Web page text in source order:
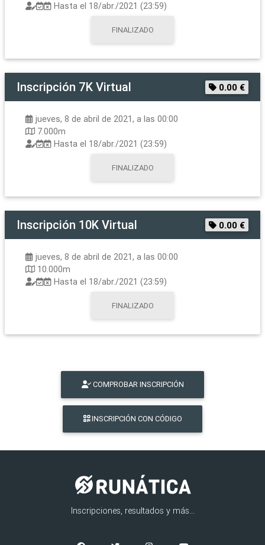
Hasta el 18/abr./2021 (23:59)
FINALIZADO
Inscripción 7K Virtual 0.00 €
jueves, 8 de abril de 2021, a las 00:00
7.000m
Hasta el 18/abr./2021 (23:59)
FINALIZADO
Inscripción 10K Virtual 0.00 €
jueves, 8 de abril de 2021, a las 00:00
10.000m
Hasta el 18/abr./2021 (23:59)
FINALIZADO
COMPROBAR INSCRIPCIÓN
INSCRIPCIÓN CON CÓDIGO
Inscripciones, resultados y más...